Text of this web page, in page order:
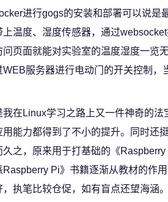
进行gogs的安装和部署可以说是
上温度、湿度传感器，通过
问页面就能对实验室的温度湿度一览
服务器进行电动门的开关控制，
我在Linux学习之路上又一件神奇的
用能力都得到了不小的提升。同时还
久之，原来用于打基础的《
Raspberry Pi》书籍逐渐从教材的作
，执笔比较仓促，如有盲点还望海涵